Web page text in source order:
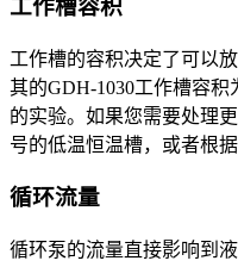
工作槽容积
工作槽的容积决定了可以
其的GDH-1030工作槽容积
的实验。如果您需要处理
号的低温恒温槽，或者根
循环流量
循环泵的流量直接影响到